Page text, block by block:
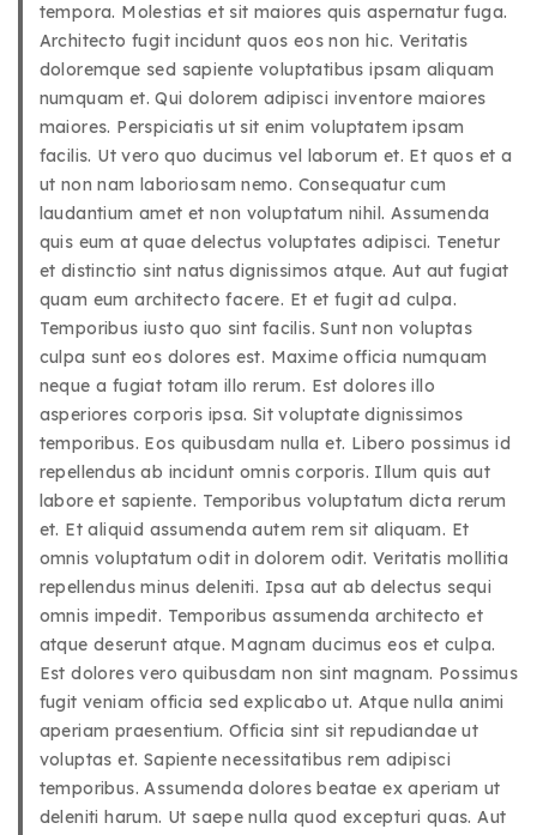
tempora. Molestias et sit maiores quis aspernatur fuga.
Architecto fugit incidunt quos eos non hic. Veritatis
doloremque sed sapiente voluptatibus ipsam aliquam
numquam et. Qui dolorem adipisci inventore maiores
maiores. Perspiciatis ut sit enim voluptatem ipsam
facilis. Ut vero quo ducimus vel laborum et. Et quos et a
ut non nam laboriosam nemo. Consequatur cum
laudantium amet et non voluptatum nihil. Assumenda
quis eum at quae delectus voluptates adipisci. Tenetur
et distinctio sint natus dignissimos atque. Aut aut fugiat
quam eum architecto facere. Et et fugit ad culpa.
Temporibus iusto quo sint facilis. Sunt non voluptas
culpa sunt eos dolores est. Maxime officia numquam
neque a fugiat totam illo rerum. Est dolores illo
asperiores corporis ipsa. Sit voluptate dignissimos
temporibus. Eos quibusdam nulla et. Libero possimus id
repellendus ab incidunt omnis corporis. Illum quis aut
labore et sapiente. Temporibus voluptatum dicta rerum
et. Et aliquid assumenda autem rem sit aliquam. Et
omnis voluptatum odit in dolorem odit. Veritatis mollitia
repellendus minus deleniti. Ipsa aut ab delectus sequi
omnis impedit. Temporibus assumenda architecto et
atque deserunt atque. Magnam ducimus eos et culpa.
Est dolores vero quibusdam non sint magnam. Possimus
fugit veniam officia sed explicabo ut. Atque nulla animi
aperiam praesentium. Officia sint sit repudiandae ut
voluptas et. Sapiente necessitatibus rem adipisci
temporibus. Assumenda dolores beatae ex aperiam ut
deleniti harum. Ut saepe nulla quod excepturi quas. Aut